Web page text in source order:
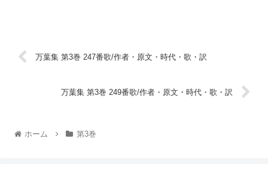
万葉集 第3巻 247番歌/作者・原文・時代・歌・訳
万葉集 第3巻 249番歌/作者・原文・時代・歌・訳
ホーム 第3巻